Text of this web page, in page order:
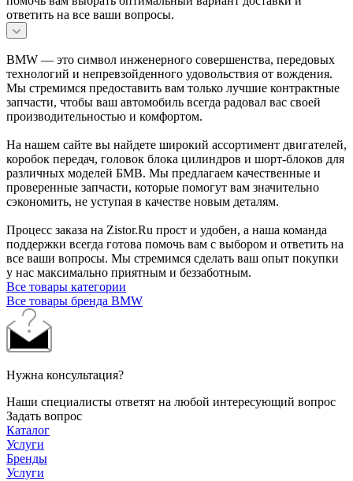
ответить на все ваши вопросы.
BMW — это символ инженерного совершенства, передовых
технологий и непревзойденного удовольствия от вождения.
Мы стремимся предоставить вам только лучшие контрактные
запчасти, чтобы ваш автомобиль всегда радовал вас своей
производительностью и комфортом.
На нашем сайте вы найдете широкий ассортимент двигателей,
коробок передач, головок блока цилиндров и шорт-блоков для
различных моделей БМВ. Мы предлагаем качественные и
проверенные запчасти, которые помогут вам значительно
сэкономить, не уступая в качестве новым деталям.
Процесс заказа на Zistor.Ru прост и удобен, а наша команда
поддержки всегда готова помочь вам с выбором и ответить на
все ваши вопросы. Мы стремимся сделать ваш опыт покупки
у нас максимально приятным и беззаботным.
Все товары категории
Все товары бренда BMW
Нужна консультация?
Наши специалисты ответят на любой интересующий вопрос
Задать вопрос
Каталог
Услуги
Бренды
Услуги